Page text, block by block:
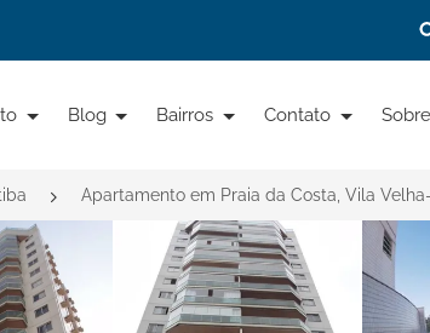
Blog Bairros Contato Sobre
Apartamento em Praia da Costa, Vila